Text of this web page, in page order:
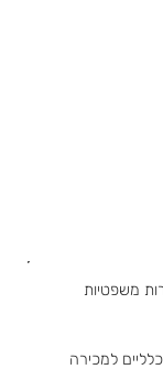
למכירה
משפטיות